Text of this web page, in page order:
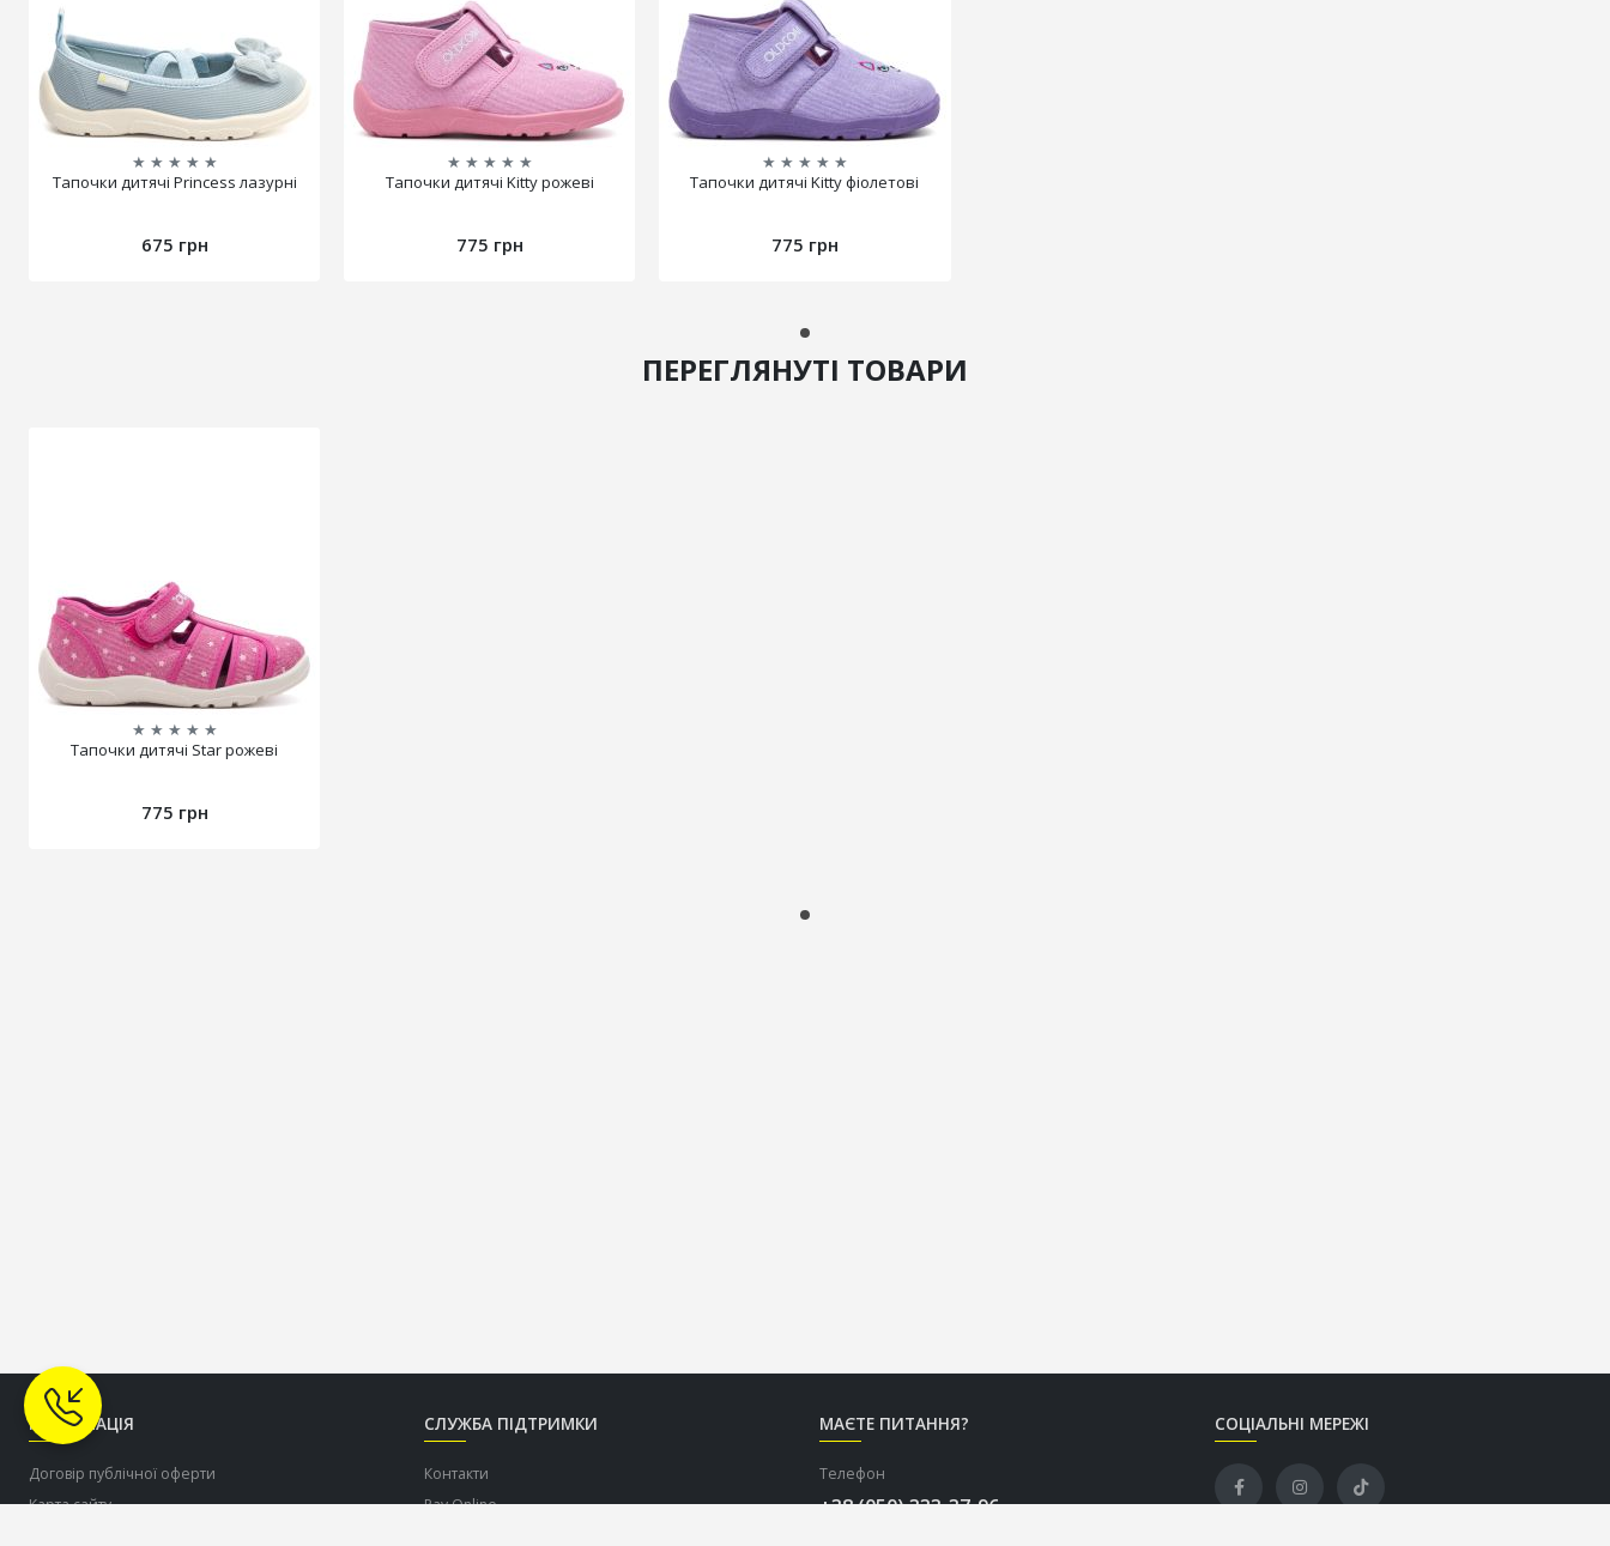
★ ★ ★ ★ ★
Тапочки дитячі Princess лазурні
675 грн
★ ★ ★ ★ ★
Тапочки дитячі Kitty рожеві
775 грн
★ ★ ★ ★ ★
Тапочки дитячі Kitty фіолетові
775 грн
ПЕРЕГЛЯНУТІ ТОВАРИ
★ ★ ★ ★ ★
Тапочки дитячі Star рожеві
775 грн
ІНФОРМАЦІЯ
Договір публічної оферти
Карта сайту
СЛУЖБА ПІДТРИМКИ
Контакти
Pay Online
МАЄТЕ ПИТАННЯ?
Телефон
+38 (050) 333-37-96
СОЦІАЛЬНІ МЕРЕЖІ